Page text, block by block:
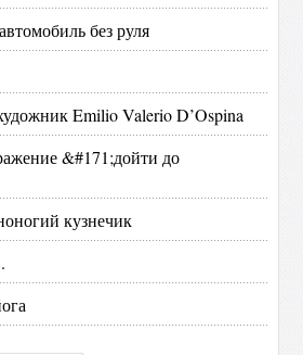
без руля
Emilio Valerio D’Ospina
&#171;дойти до
кузнечик